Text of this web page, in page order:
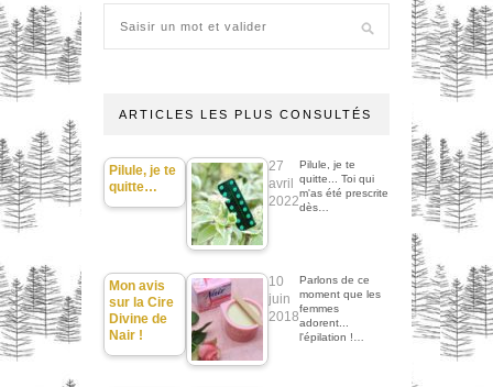
ARTICLES LES PLUS CONSULTÉS
Pilule, je te
quitte…
27
avril
2022
Pilule, je te
quitte... Toi qui
m'as été prescrite
dès…
Mon avis
sur la Cire
Divine de
Nair !
10
juin
2018
Parlons de ce
moment que les
femmes
adorent...
l'épilation !…